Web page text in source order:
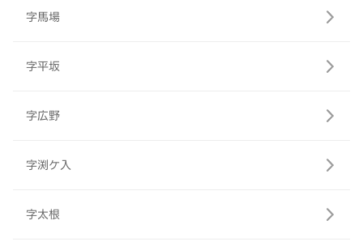
字馬場
字平坂
字広野
字渕ケ入
字太根